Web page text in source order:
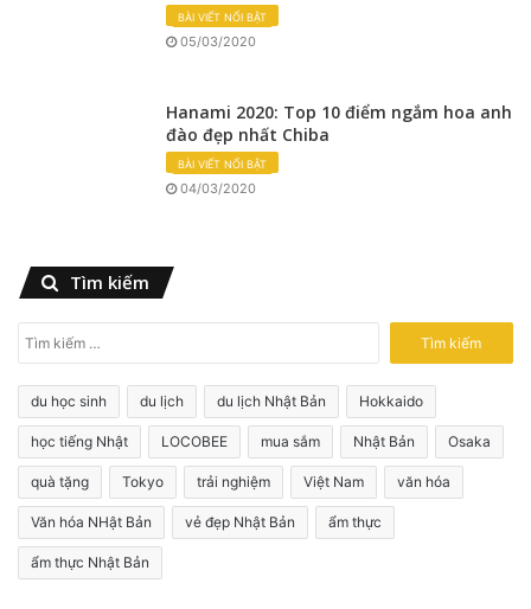
BÀI VIẾT NỔI BẬT
05/03/2020
Hanami 2020: Top 10 điểm ngắm hoa anh
đào đẹp nhất Chiba
BÀI VIẾT NỔI BẬT
04/03/2020
Tìm kiếm
m
k
i
ế
c
h
du học sinh du lịch du lịch Nhật Bản Hokkaido
học tiếng Nhật LOCOBEE mua sắm Nhật Bản Osaka
quà tặng Tokyo trải nghiệm Việt Nam văn hóa
Văn hóa NHật Bản vẻ đẹp Nhật Bản ẩm thực
ẩm thực Nhật Bản